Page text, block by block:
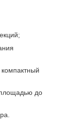
до